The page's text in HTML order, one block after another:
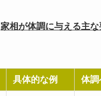
家相が体調に与える主な
具体的な例 体